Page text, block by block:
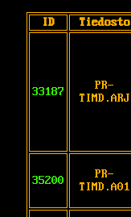
ID Tiedosto
33187
PR-
TIMD.ARJ
35200
PR-
TIMD.A01